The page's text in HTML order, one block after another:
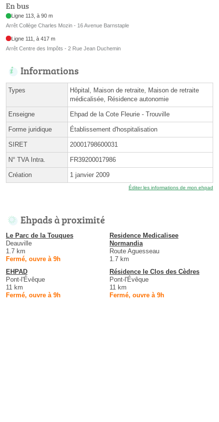
En bus
Ligne 113, à 90 m
Arrêt Collège Charles Mozin - 16 Avenue Barnstaple
Ligne 111, à 417 m
Arrêt Centre des Impôts - 2 Rue Jean Duchemin
Informations
Types
Hôpital, Maison de retraite, Maison de retraite
médicalisée, Résidence autonomie
Enseigne Ehpad de la Cote Fleurie - Trouville
Forme juridique Établissement d'hospitalisation
SIRET 20001798600031
N° TVA Intra. FR39200017986
Création 1 janvier 2009
Éditer les informations de mon ehpad
Ehpads à proximité
Le Parc de la Touques
Deauville
1.7 km
Fermé, ouvre à 9h
Residence Medicalisee
Normandia
Route Aguesseau
1.7 km
EHPAD
Pont-l'Évêque
11 km
Fermé, ouvre à 9h
Résidence le Clos des Cèdres
Pont-l'Évêque
11 km
Fermé, ouvre à 9h